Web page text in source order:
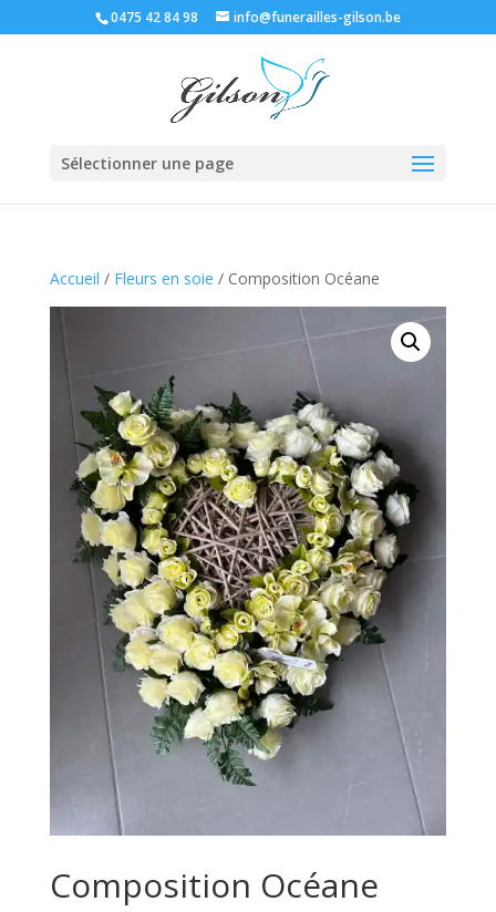
0475 42 84 98 info@funerailles-gilson.be
Sélectionner une page
Accueil / Fleurs en soie / Composition Océane
Composition Océane